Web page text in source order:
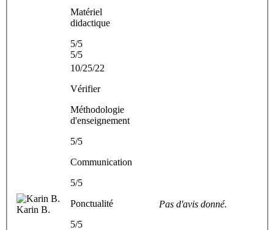
Matériel
didactique
5/5
5/5
Karin B.
10/25/22
Vérifier
Méthodologie
d'enseignement
5/5
Communication
5/5
Ponctualité
5/5
Pas d'avis donné.